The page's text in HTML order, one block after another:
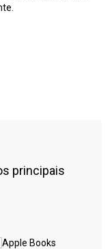
principais